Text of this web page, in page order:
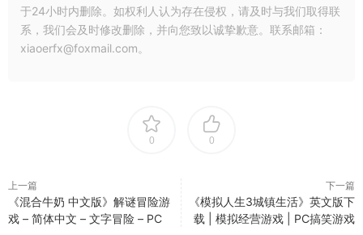
于24小时内删除。如权利人认为存在侵权，请及时与我们取得联
系，我们会及时修改删除，并向您致以诚挚歉意。联系邮箱：
xiaoerfx@foxmail.com。
0 0
上一篇
《混合牛奶 中文版》解谜冒险游
戏 – 简体中文 – 文字冒险 – PC
下一篇
《模拟人生3城镇生活》英文版下
载 | 模拟经营游戏 | PC搞笑游戏